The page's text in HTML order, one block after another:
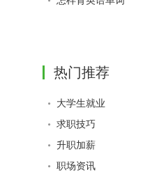
热门推荐
大学生就业
求职技巧
升职加薪
职场资讯